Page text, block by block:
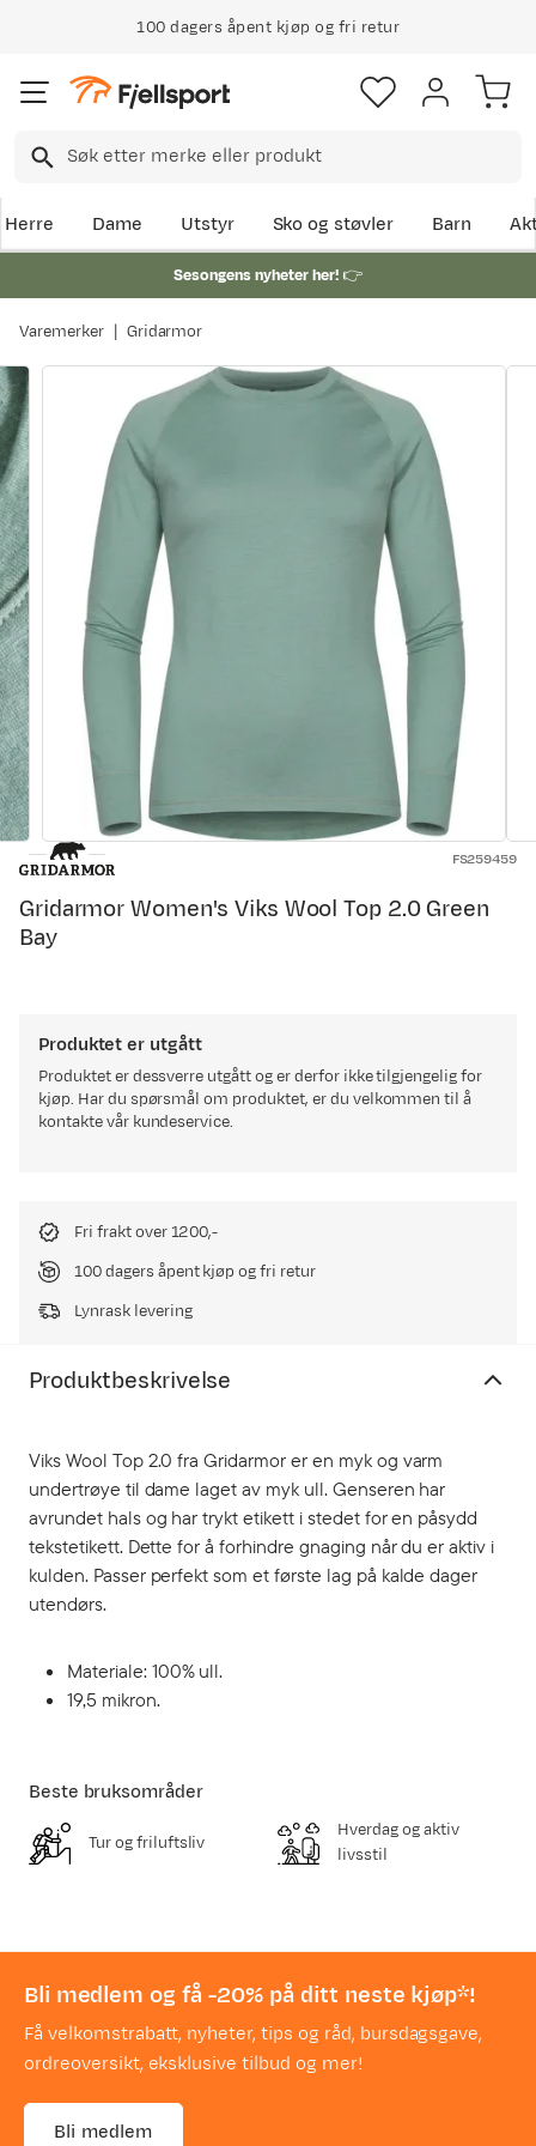
100 dagers åpent kjøp og fri retur
Herre Dame Utstyr Sko og støvler Barn
Sesongens nyheter her!👉
Varemerker Gridarmor
FS259459
Gridarmor Women's Viks Wool Top 2.0 Green
Bay
Produktet er utgått
Produktet er dessverre utgått og er derfor ikke tilgjengelig for
kjøp. Har du spørsmål om produktet, er du velkommen til å
kontakte vår kundeservice.
Fri frakt over 1200,-
100 dagers åpent kjøp og fri retur
Lynrask levering
Produktbeskrivelse
Viks Wool Top 2.0 fra Gridarmor er en myk og varm
undertrøye til dame laget av myk ull. Genseren har
avrundet hals og har trykt etikett i stedet for en påsydd
tekstetikett. Dette for å forhindre gnaging når du er aktiv i
kulden. Passer perfekt som et første lag på kalde dager
utendørs.
Materiale: 100% ull.
19,5 mikron.
Beste bruksområder
Tur og friluftsliv
Hverdag og aktiv
livsstil
Bli medlem og få -20% på ditt neste kjøp*!
Få velkomstrabatt, nyheter, tips og råd, bursdagsgave,
ordreoversikt, eksklusive tilbud og mer!
Bli medlem